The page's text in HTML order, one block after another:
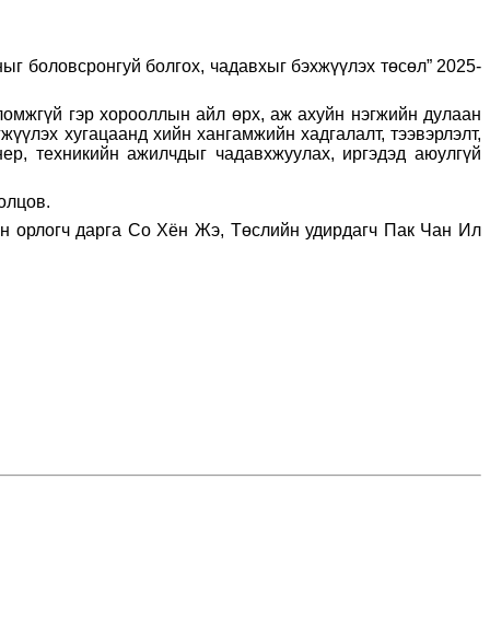
боловсронгуй болгох, чадавхыг бэхжүүлэх төсөл” 2025-
гэр хорооллын айл өрх, аж ахуйн нэгжийн дулаан
хугацаанд хийн хангамжийн хадгалалт, тээвэрлэлт,
техникийн ажилчдыг чадавхжуулах, иргэдэд аюулгүй
орлогч дарга Со Хён Жэ, Төслийн удирдагч Пак Чан Ил